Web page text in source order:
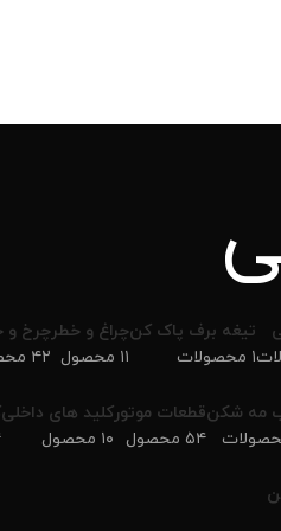
تیغه برف پاک کن
۱ محصولات
چراغ و خطر
۱۱ محصول
چرخ و
۴۲ محصول
مه شکنقطعات موتور
۵۴ محصول
کلید های داخلی
۱۰ محصول